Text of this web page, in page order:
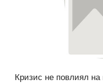
Кризис не повлиял на